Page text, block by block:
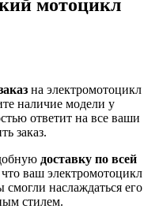
мотоцикл
на электромотоцикл
наличие модели у
ответит на все ваши
заказ.
доставку по всей
ваш электромотоцикл
наслаждаться его
стилем.